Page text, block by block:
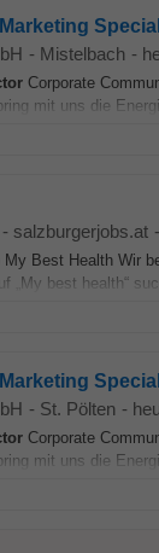
- Mistelbach -
Corporate
mit uns die
- salzburgerjobs.at -
My Best Health Wir
„My best health“
- St. Pölten -
Corporate
mit uns die